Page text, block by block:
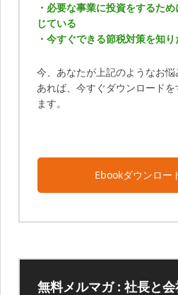
・必要な事業に投資をするた
じている
・今すぐできる節税対策を知
今、あなたが上記のようなお
あれば、今すぐダウンロード
ます。
Ebookダウンロー
無料メルマガ : 社長と